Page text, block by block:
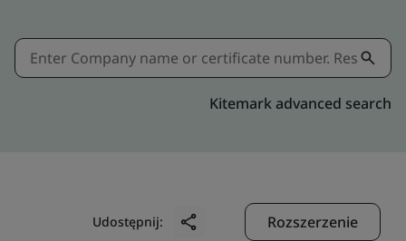
Kitemark advanced search
Udostępnij: Rozszerzenie